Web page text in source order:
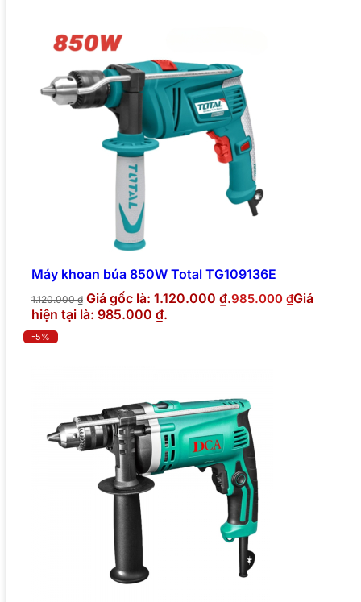
Máy khoan búa 850W Total TG109136E
1.120.000₫ Giá gốc là: 1.120.000 ₫.985.000 ₫Giá
hiện tại là: 985.000 ₫.
-5%